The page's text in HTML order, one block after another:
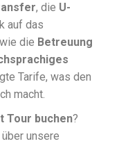
, die U-
auf das
die Betreuung
Tarife, was den
macht.
Tour buchen?
unsere